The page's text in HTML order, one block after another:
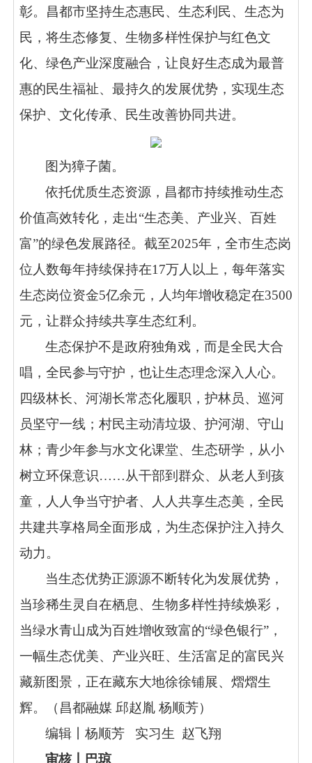
彰。昌都市坚持生态惠民、生态利民、生态为
民，将生态修复、生物多样性保护与红色文
化、绿色产业深度融合，让良好生态成为最普
惠的民生福祉、最持久的发展优势，实现生态
保护、文化传承、民生改善协同共进。
图为獐子菌。
依托优质生态资源，昌都市持续推动生态
价值高效转化，走出“生态美、产业兴、百姓
富”的绿色发展路径。截至2025年，全市生态岗
位人数每年持续保持在17万人以上，每年落实
生态岗位资金5亿余元，人均年增收稳定在3500
元，让群众持续共享生态红利。
生态保护不是政府独角戏，而是全民大合
唱，全民参与守护，也让生态理念深入人心。
四级林长、河湖长常态化履职，护林员、巡河
员坚守一线；村民主动清垃圾、护河湖、守山
林；青少年参与水文化课堂、生态研学，从小
树立环保意识……从干部到群众、从老人到孩
童，人人争当守护者、人人共享生态美，全民
共建共享格局全面形成，为生态保护注入持久
动力。
当生态优势正源源不断转化为发展优势，
当珍稀生灵自在栖息、生物多样性持续焕彩，
当绿水青山成为百姓增收致富的“绿色银行”，
一幅生态优美、产业兴旺、生活富足的富民兴
藏新图景，正在藏东大地徐徐铺展、熠熠生
辉。
（ 昌都融媒 邱赵胤 杨顺芳）
编辑丨杨顺芳 实习生 赵飞翔
审核丨
巴琼